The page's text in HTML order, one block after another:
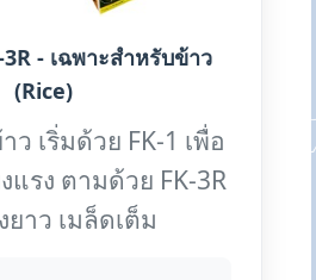
3R - เฉพาะสำหรับข้าว
(Rice)
เริ่มด้วย FK-1 เพื่อ
แรง ตามด้วย FK-3R
ยาว เมล็ดเต็ม